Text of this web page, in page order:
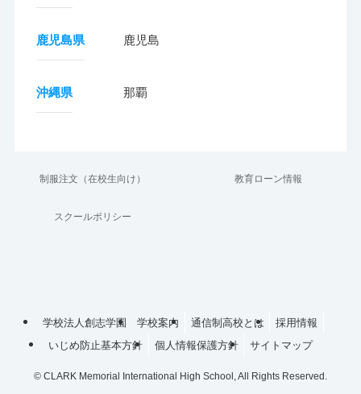
鹿児島県 鹿児島
沖縄県 那覇
制服注文（在校生向け） 教育ローン情報
スクールポリシー
学校法人創志学園 学校案内 通信制高校とは
採用情報
いじめ防止基本方針
個人情報保護方針 サイトマップ
© CLARK Memorial International High School, All Rights Reserved.